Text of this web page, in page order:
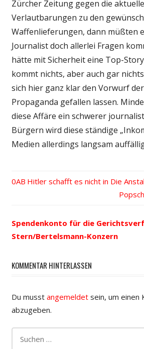
Zürcher Zeitung gegen die
Verlautbarungen zu den
Waffenlieferungen, dann müßten
Journalist doch allerlei Fragen
hätte mit Sicherheit eine Top-
kommt nichts, aber auch gar
sich hier ganz klar den Vorwurf
Propaganda gefallen lassen.
diese Affäre ein schwerer
Bürgern wird diese ständige
Medien allerdings langsam
Vorheriger
Hitler schafft es nicht in Die
Spendenkonto für die
Stern/Bertelsmann-Konzern
KOMMENTAR HINTERLASSEN
Du musst angemeldetsein, um einen
abzugeben.